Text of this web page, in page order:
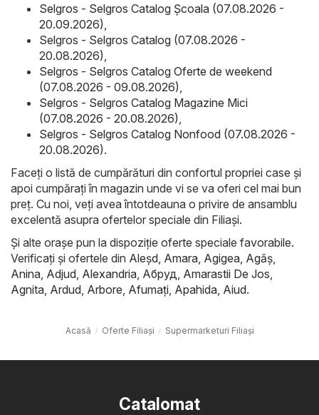
Selgros - Selgros Catalog Şcoala (07.08.2026 -
20.09.2026)
Selgros - Selgros Catalog (07.08.2026 -
20.08.2026)
Selgros - Selgros Catalog Oferte de weekend
(07.08.2026 - 09.08.2026)
Selgros - Selgros Catalog Magazine Mici
(07.08.2026 - 20.08.2026)
Selgros - Selgros Catalog Nonfood (07.08.2026 -
20.08.2026).
Faceți o listă de cumpărături din confortul propriei case și
apoi cumpărați în magazin unde vi se va oferi cel mai bun
preț. Cu noi, veți avea întotdeauna o privire de ansamblu
excelentă asupra ofertelor speciale din Filiaşi.
Și alte orașe pun la dispoziție oferte speciale favorabile.
Verificați și ofertele din Aleşd Amara Agigea Agăş
Anina Adjud Alexandria Абруд Amarastii De Jos
Agnita Ardud Arbore Afumaţi Apahida Aiud.
Acasă Oferte Filiaşi Supermarketuri Filiaşi
Catalomat